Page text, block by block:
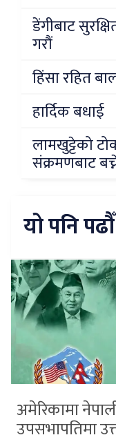
डेंगीबाट
गरौं
हिंसा रहित
हार्दिक बधाई
लामखुट्टेको
संक्रमणबाट
यो पनि पढौँ
अमेरिकामा
उपसभापतिमा